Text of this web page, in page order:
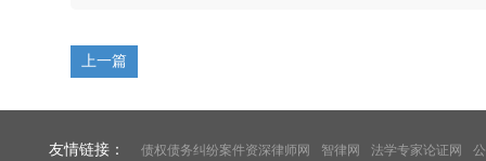
上一篇
友情链接： 债权债务纠纷案件资深律师网 智律网 法学专家论证网